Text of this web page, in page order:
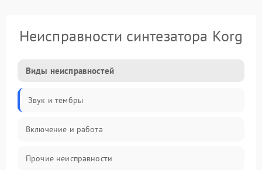
Неисправности синтезатора Korg
Виды неисправностей
Звук и тембры
Включение и работа
Прочие неисправности